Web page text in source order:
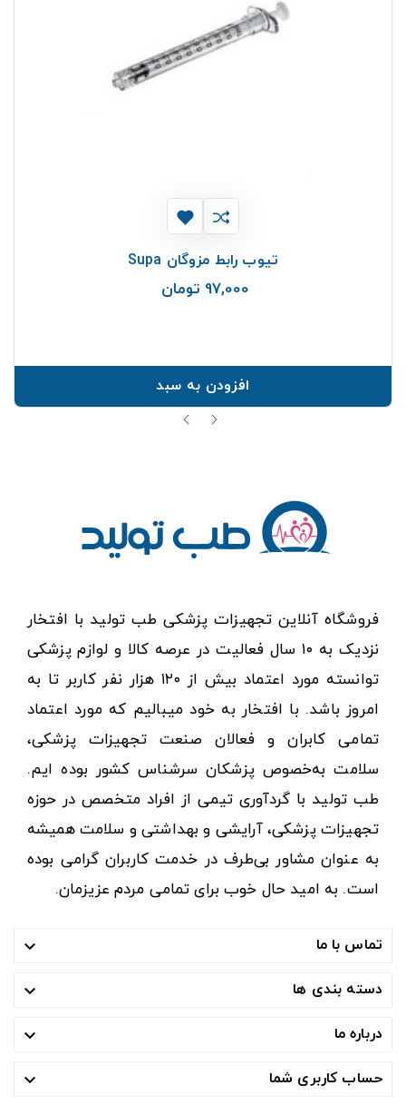
تیوب رابط مزوگان Supa
97,000 تومان
افزودن به سبد
فروشگاه آنلاین تجهیزات پزشکی طب تولید با افتخار
نزدیک به ۱۰ سال فعالیت در عرصه کالا و لوازم پزشکی
توانسته مورد اعتماد بیش از ۱۲۰ هزار نفر کاربر تا به
امروز باشد. با افتخار به خود میبالیم که مورد اعتماد
تمامی کابران و فعالان صنعت تجهیزات پزشکی،
سلامت به‌خصوص پزشکان سرشناس کشور بوده ایم.
طب تولید با گردآوری تیمی از افراد متخصص در حوزه
تجهیزات پزشکی، آرایشی و بهداشتی و سلامت همیشه
به عنوان مشاور بی‌طرف در خدمت کاربران گرامی بوده
است. به امید حال خوب برای تمامی مردم عزیزمان.
تماس با ما 
دسته بندی ها 
درباره ما 
حساب کاربری شما 